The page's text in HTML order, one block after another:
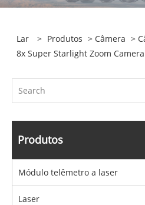
Lar > Produtos > Câmera >
8x Super Starlight Zoom
Produtos
Módulo telêmetro a laser
Laser